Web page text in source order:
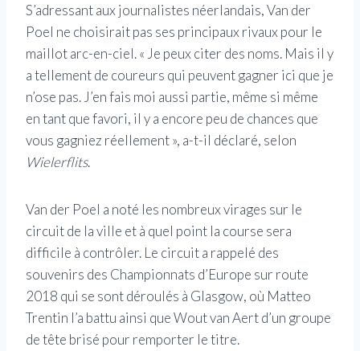
S’adressant aux journalistes néerlandais, Van der
Poel ne choisirait pas ses principaux rivaux pour le
maillot arc-en-ciel. « Je peux citer des noms. Mais il y
a tellement de coureurs qui peuvent gagner ici que je
n’ose pas. J’en fais moi aussi partie, même si même
en tant que favori, il y a encore peu de chances que
vous gagniez réellement », a-t-il déclaré, selon
Wielerflits.
Van der Poel a noté les nombreux virages sur le
circuit de la ville et à quel point la course sera
difficile à contrôler. Le circuit a rappelé des
souvenirs des Championnats d’Europe sur route
2018 qui se sont déroulés à Glasgow, où Matteo
Trentin l’a battu ainsi que Wout van Aert d’un groupe
de tête brisé pour remporter le titre.